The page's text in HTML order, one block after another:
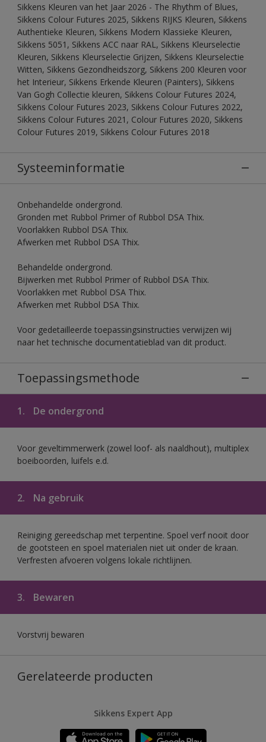
Sikkens Kleuren van het Jaar 2026 - The Rhythm of Blues,
Sikkens Colour Futures 2025, Sikkens RIJKS Kleuren, Sikkens
Authentieke Kleuren, Sikkens Modern Klassieke Kleuren,
Sikkens 5051, Sikkens ACC naar RAL, Sikkens Kleurselectie
Kleuren, Sikkens Kleurselectie Grijzen, Sikkens Kleurselectie
Witten, Sikkens Gezondheidszorg, Sikkens 200 Kleuren voor
het Interieur, Sikkens Erkende Kleuren (Painters), Sikkens
Van Gogh Collectie kleuren, Sikkens Colour Futures 2024,
Sikkens Colour Futures 2023, Sikkens Colour Futures 2022,
Sikkens Colour Futures 2021, Colour Futures 2020, Sikkens
Colour Futures 2019, Sikkens Colour Futures 2018
Systeeminformatie
Onbehandelde ondergrond.
Gronden met Rubbol Primer of Rubbol DSA Thix.
Voorlakken Rubbol DSA Thix.
Afwerken met Rubbol DSA Thix.
Behandelde ondergrond.
Bijwerken met Rubbol Primer of Rubbol DSA Thix.
Voorlakken met Rubbol DSA Thix.
Afwerken met Rubbol DSA Thix.
Voor gedetailleerde toepassingsinstructies verwijzen wij
naar het technische documentatieblad van dit product.
Toepassingsmethode
1. De ondergrond
Voor geveltimmerwerk (zowel loof- als naaldhout), multiplex
boeiboorden, luifels e.d.
2. Na gebruik
Reiniging gereedschap met terpentine. Spoel verf nooit door
de gootsteen en spoel materialen niet uit onder de kraan.
Verfresten afvoeren volgens lokale richtlijnen.
3. Bewaren
Vorstvrij bewaren
Gerelateerde producten
Sikkens Expert App